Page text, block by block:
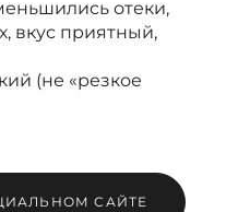
отеки,
вкус приятный,
(не «резкое
САЙТЕ